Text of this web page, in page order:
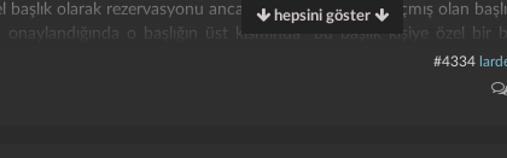
başlık olarak rezervasyonu ancak ve ancak o başlığı açmış olan
onaylandığında o başlığın üst kısmında "bu başlık kişiye özel
nickini barındıran başlıklar özel başlık olarak bir başka
hepsini göster
#4334